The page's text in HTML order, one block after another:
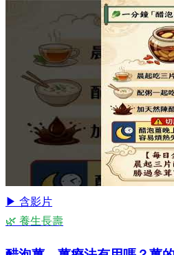
▶ 含影片
🌿 養生長壽